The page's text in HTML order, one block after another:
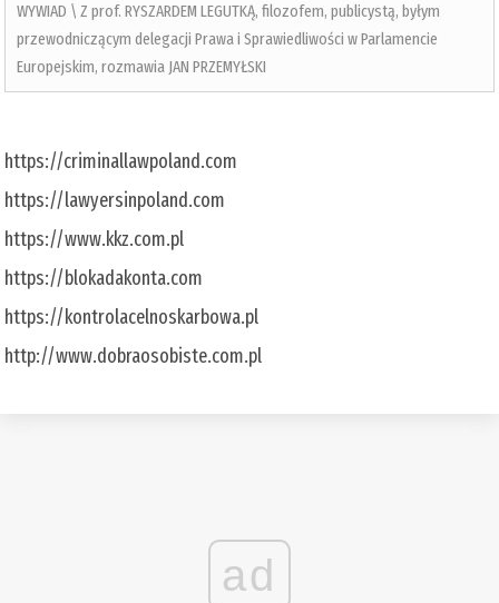
WYWIAD \ Z prof. RYSZARDEM LEGUTKĄ, filozofem, publicystą, byłym
przewodniczącym delegacji Prawa i Sprawiedliwości w Parlamencie
Europejskim, rozmawia JAN PRZEMYŁSKI
https://criminallawpoland.com
https://lawyersinpoland.com
https://www.kkz.com.pl
https://blokadakonta.com
https://kontrolacelnoskarbowa.pl
http://www.dobraosobiste.com.pl
ad